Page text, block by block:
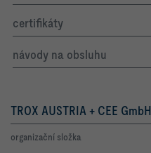
certifikáty
návody na obsluhu
TROX AUSTRIA + CEE GmbH
organizační složka